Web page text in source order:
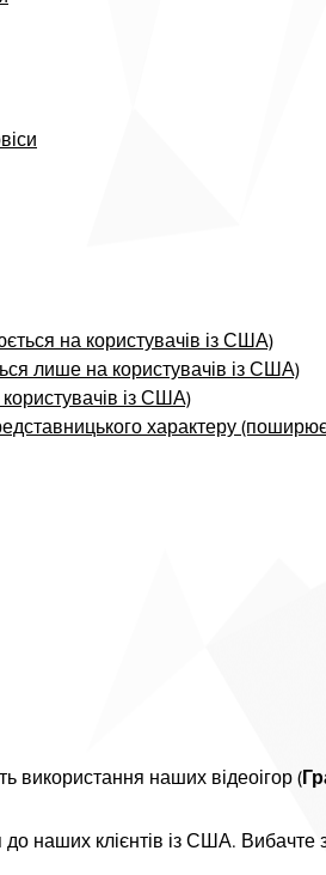
на користувачів із США)
лише на користувачів із США)
із США)
характеру
використання наших відеоігор (
наших клієнтів із США. Вибачте